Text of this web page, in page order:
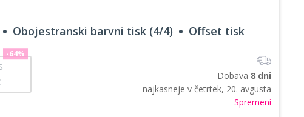
Obojestranski barvni tisk (4/4) Offset tisk
-64%
Dobava 8 dni
najkasneje v četrtek, 20. avgusta
Spremeni